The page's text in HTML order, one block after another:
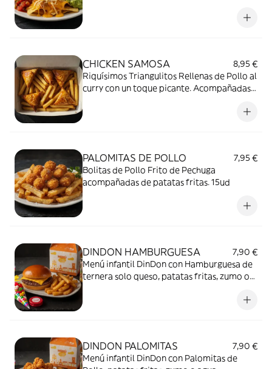
CHICKEN SAMOSA
8,95 €
Riquísimos Triangulitos Rellenas de Pollo al
curry con un toque picante. Acompañadas
PALOMITAS DE POLLO
7,95 €
Bolitas de Pollo Frito de Pechuga
acompañadas de patatas fritas. 15ud
DINDON HAMBURGUESA
7,90 €
Menú infantil DinDon con Hamburguesa de
ternera solo queso, patatas fritas, zumo o
DINDON PALOMITAS
7,90 €
Menú infantil DinDon con Palomitas de